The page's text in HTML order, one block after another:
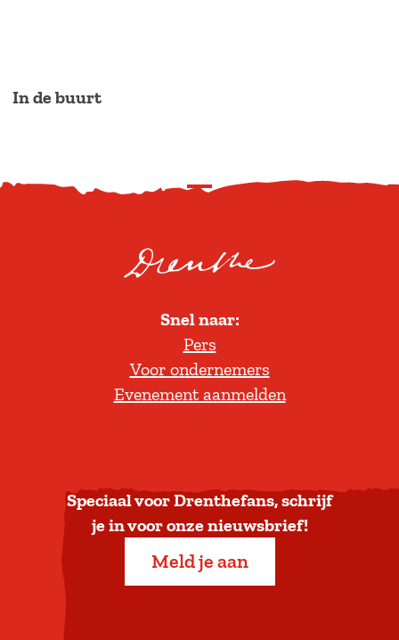
In de buurt
S
o
l
t
e
r
a
a
b
Snel naar:
Pers
Voor ondernemers
Evenement aanmelden
Speciaal voor Drenthefans, schrijf
je in voor onze nieuwsbrief!
Meld je aan